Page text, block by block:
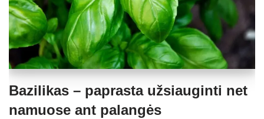
Bazilikas – paprasta užsiauginti net
namuose ant palangės